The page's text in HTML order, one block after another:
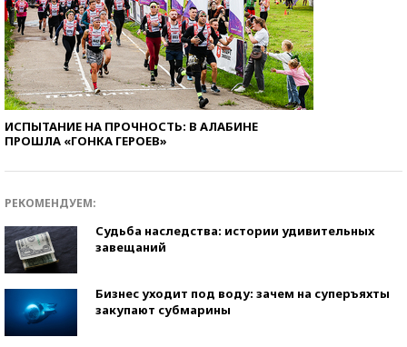
ИСПЫТАНИЕ НА ПРОЧНОСТЬ: В АЛАБИНЕ
ПРОШЛА «ГОНКА ГЕРОЕВ»
РЕКОМЕНДУЕМ:
Судьба наследства: истории удивительных
завещаний
Бизнес уходит под воду: зачем на суперъяхты
закупают субмарины